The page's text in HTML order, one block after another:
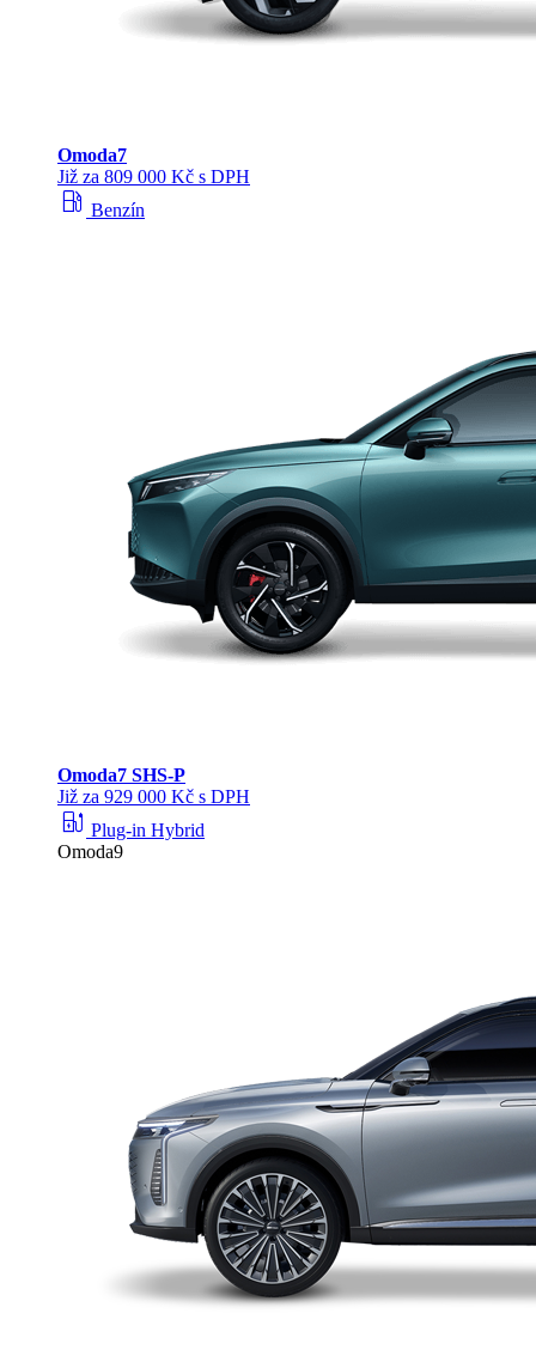
Omoda7
Již za 809 000 Kč s DPH
local_gas_station Benzín
Omoda7 SHS-P
Již za 929 000 Kč s DPH
ev_station Plug-in Hybrid
Omoda9